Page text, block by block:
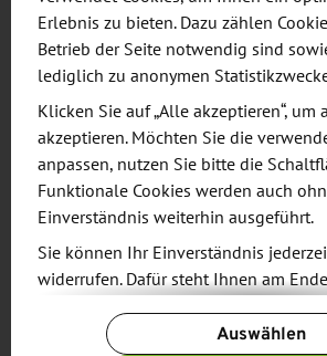
realisiert werden können. Durch
kann die biologische Vielfalt von
den Feldern verbessert werden.
Bodenverdichtung verringert und
verbundene Ertragsminderungen
Darüber hinaus wird auch der
Überschwemmungen begegnet.
öffentlichen Straßenverkehr
Landmaschinen besser bewegen.
Sachsen spielt mit einer Vielzahl
bereits eine aktive Rolle bei der
Erlebnis zu bieten. Dazu zählen
Betrieb der Seite notwendig sind
lediglich zu anonymen
Klicken Sie auf „Alle akzeptieren“, um
akzeptieren. Möchten Sie die
anpassen, nutzen Sie bitte die
Funktionale Cookies werden auch
Einverständnis weiterhin ausgeführt.
Sie können Ihr Einverständnis
widerrufen. Dafür steht Ihnen am
Verfügung.
Auswählen